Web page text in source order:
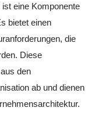
eine Komponente
bietet einen
die
Diese
den
ab und dienen